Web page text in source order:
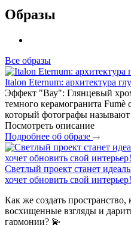
Образы
Все образы
Italon Eternum: архитектура
Эффект "Вау": Глянцевый
темного керамогранита Fumè
который фотографы
Посмотреть описание
Подробнее об образе
Светлый проект станет
хочет обновить свой интерьер!
Как же создать пространство,
восхищенные взгляды и
гармонии? 💫